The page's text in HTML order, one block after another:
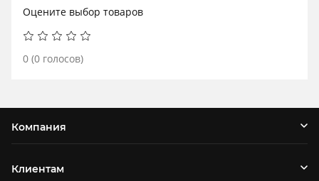
Оцените выбор товаров
0 (0 голосов)
Компания
Клиентам